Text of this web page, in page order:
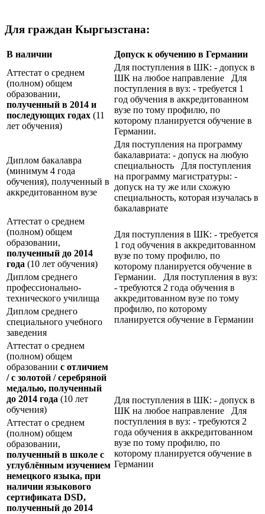
Для граждан Кыргызстана:
В наличии
Допуск к обучению в Германии
Аттестат о среднем
(полном) общем
образовании,
полученный в 2014 и
последующих годах (11
лет обучения)
Для поступления в ШК: - допуск в
ШК на любое направление Для
поступления в вуз: - требуется 1
год обучения в аккредитованном
вузе по тому профилю, по
которому планируется обучение в
Германии.
Диплом бакалавра
(минимум 4 года
обучения), полученный в
аккредитованном вузе
Для поступления на программу
бакалавриата: - допуск на любую
специальность Для поступления
на программу магистратуры: -
допуск на ту же или схожую
специальность, которая изучалась в
бакалавриате
Аттестат о среднем
(полном) общем
образовании,
полученный до 2014
года (10 лет обучения)
Для поступления в ШК: - требуется
1 год обучения в аккредитованном
вузе по тому профилю, по
которому планируется обучение в
Германии. Для поступления в вуз:
- требуются 2 года обучения в
аккредитованном вузе по тому
профилю, по которому
планируется обучение в Германии
Диплом среднего
профессионально-
технического училища
Диплом среднего
специального учебного
заведения
Аттестат о среднем
(полном) общем
образовании с отличием
/ с золотой / серебряной
медалью, полученный
до 2014 года (10 лет
обучения)
Для поступления в ШК: - допуск в
ШК на любое направление Для
поступления в вуз: - требуются 2
года обучения в аккредитованном
вузе по тому профилю, по
которому планируется обучение в
Германии
Аттестат о среднем
(полном) общем
образовании,
полученный в школе с
углублённым изучением
немецкого языка, при
наличии языкового
сертификата DSD,
полученный до 2014